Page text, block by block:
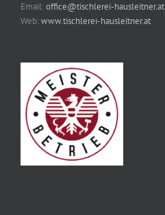
Email:office@tischlerei-hausleitner.at
Web:www.tischlerei-hausleitner.at